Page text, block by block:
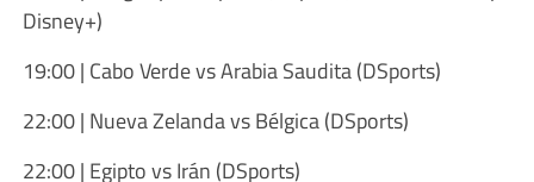
Disney+)
19:00 | Cabo Verde vs Arabia Saudita (DSports)
22:00 | Nueva Zelanda vs Bélgica (DSports)
22:00 | Egipto vs Irán (DSports)